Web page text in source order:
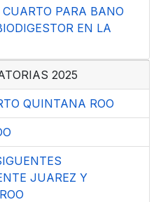
PARA BANO
EN LA
2025
QUINTANA ROO
JUAREZ Y